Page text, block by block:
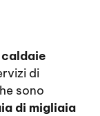
di
sono
di migliaia